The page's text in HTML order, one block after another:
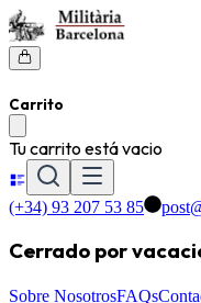
Carrito
Tu carrito está vacio
(+34) 93 207 53 85
Cerrado por
Sobre NosotrosFAQs